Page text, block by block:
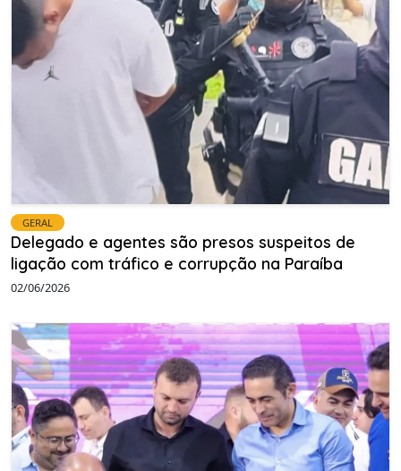
GERAL
Delegado e agentes são presos suspeitos de
ligação com tráfico e corrupção na Paraíba
02/06/2026